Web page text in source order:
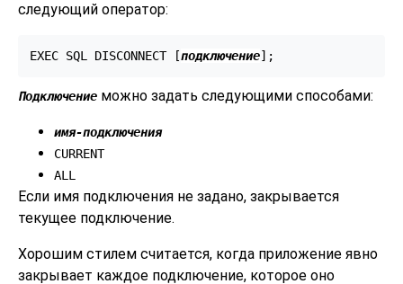
следующий оператор:
EXEC SQL DISCONNECT [подключение];
Подключение можно задать следующими способами:
имя-подключения
CURRENT
ALL
Если имя подключения не задано, закрывается
текущее подключение.
Хорошим стилем считается, когда приложение явно
закрывает каждое подключение, которое оно